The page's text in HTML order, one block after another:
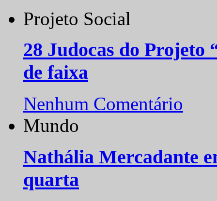
Projeto Social
28 Judocas do
de faixa
Nenhum Comentário
Mundo
Nathália Mercadante
quarta